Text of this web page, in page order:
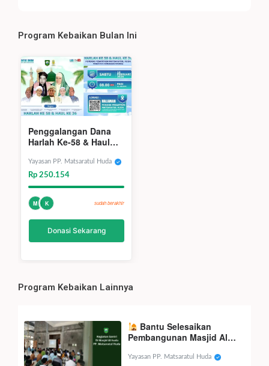
Program Kebaikan Bulan Ini
Penggalangan Dana
Harlah Ke-58 & Haul
Pesantren Matsaratul
Huda
Yayasan PP. Matsaratul Huda
Rp 250.154
M K sudah berakhir
Donasi Sekarang
Program Kebaikan Lainnya
Bantu Selesaikan
Pembangunan Masjid Al-
Yayasan PP. Matsaratul Huda